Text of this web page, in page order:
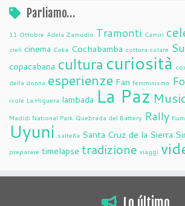
Parliamo…
11 Ottobre Adela Zamudio Tramonti Camiri
cieli cinema Coke Cochabamba cottura solare
copacabana cultura curiosità
della donna esperienze Fan femminismo
isole La Higuera lambada La Paz
Madidi National Park Quebrada del Battery Rally
Uyuni salteña Santa Cruz de la Sierra
preparare timelapse tradizione viaggi